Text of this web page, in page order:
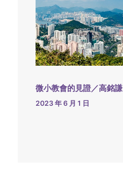
微小教會的見證／高銘謙
2023 年 6 月 1 日